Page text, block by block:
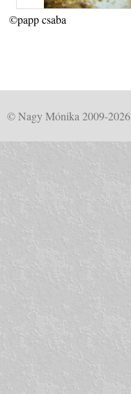
©papp csaba
© Nagy Mónika 2009-2026